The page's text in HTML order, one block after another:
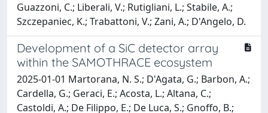
Guazzoni, C.; Liberali, V.; Rutigliani, L.; Stabile, A.;
Szczepaniec, K.; Trabattoni, V.; Zani, A.; D'Angelo, D.
Development of a SiC detector array
within the SAMOTHRACE ecosystem
2025-01-01 Martorana, N. S.; D'Agata, G.; Barbon, A.;
Cardella, G.; Geraci, E.; Acosta, L.; Altana, C.;
Castoldi, A.; De Filippo, E.; De Luca, S.; Gnoffo, B.;